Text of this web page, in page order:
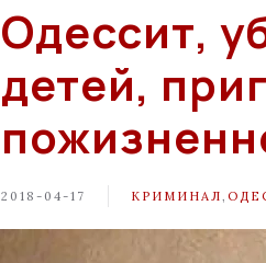
Одессит,
детей,
2018-04-17 КРИМИНАЛ